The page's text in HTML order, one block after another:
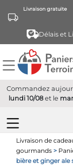
Livraison gratuite
Délais et
Commandez
lundi 10/08et le
Livraison de
gourmands >
bière et ginger ale